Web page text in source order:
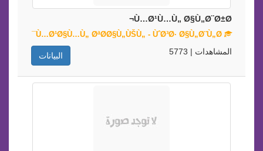
Ù…Ø¹Ù…Ù„ Ø§Ù„Ø¨Ø±Ø¬
البيانات المشاهدات | 5773